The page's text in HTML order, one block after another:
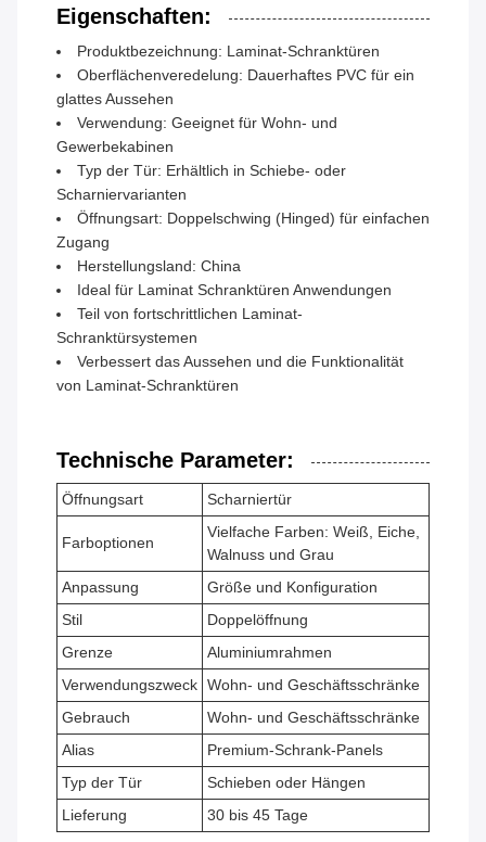
Eigenschaften:
Produktbezeichnung: Laminat-Schranktüren
Oberflächenveredelung: Dauerhaftes PVC für ein
glattes Aussehen
Verwendung: Geeignet für Wohn- und
Gewerbekabinen
Typ der Tür: Erhältlich in Schiebe- oder
Scharniervarianten
Öffnungsart: Doppelschwing (Hinged) für einfachen
Zugang
Herstellungsland: China
Ideal für Laminat Schranktüren Anwendungen
Teil von fortschrittlichen Laminat-
Schranktürsystemen
Verbessert das Aussehen und die Funktionalität
von Laminat-Schranktüren
Technische Parameter:
Öffnungsart Scharniertür
Farboptionen
Vielfache Farben: Weiß, Eiche,
Walnuss und Grau
Anpassung
Größe und Konfiguration
Stil
Doppelöffnung
Grenze
Aluminiumrahmen
Verwendungszweck Wohn- und Geschäftsschränke
Gebrauch
Wohn- und Geschäftsschränke
Alias
Premium-Schrank-Panels
Typ der Tür
Schieben oder Hängen
Lieferung
30 bis 45 Tage